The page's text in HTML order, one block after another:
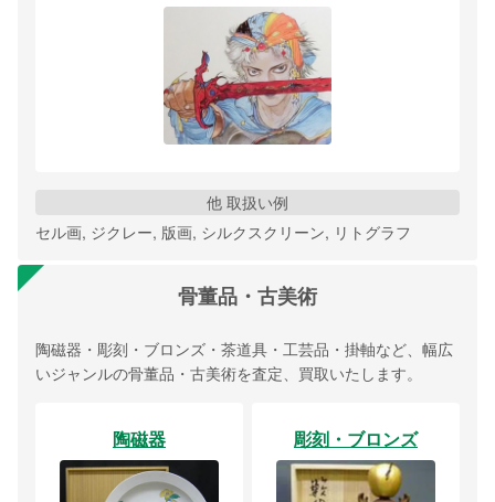
他 取扱い例
セル画, ジクレー, 版画, シルクスクリーン, リトグラフ
骨董品・古美術
陶磁器・彫刻・ブロンズ・茶道具・工芸品・掛軸など、幅広
いジャンルの骨董品・古美術を査定、買取いたします。
陶磁器 彫刻・ブロンズ